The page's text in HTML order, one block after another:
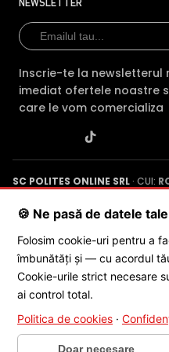
fenomene meteorologice
Codare folosind
NEWSLETTER
Inscrie-te la newsletterul
imediat ofertele noastre
care le vom comercializa
SC POLITES ONLINE SRL · CUI:
Poenaru, Nr. 1, Craiova, Jud. Dolj ·
© 2026 SC
🍪 Ne pasă de datele tale
Folosim cookie-uri pentru a
îmbunătăți și — cu acordul
Cookie-urile strict necesare
ai control total.
Politica de cookies ·
Doar necesare